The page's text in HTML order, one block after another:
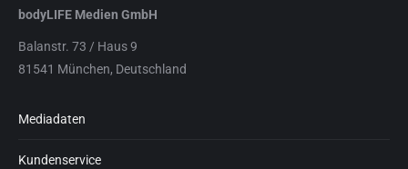
bodyLIFE Medien GmbH
Balanstr. 73 / Haus 9
81541 München, Deutschland
Mediadaten
Kundenservice